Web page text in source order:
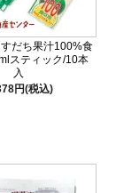
だち果汁100%食
スティック/10本
入
円(税込)